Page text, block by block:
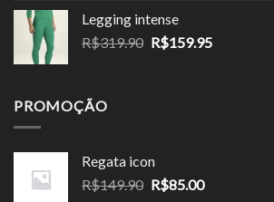
Legging intense
R$319.90 O
R$159.95O
PROMOÇÃO
Regata icon
R$149.90 O
R$85.00O